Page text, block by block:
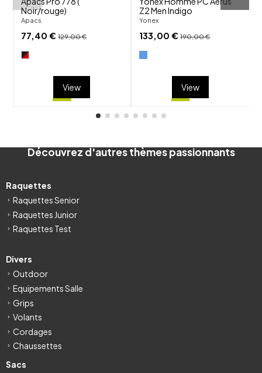
Noir/rouge)
Apacs
77,40 € 129,00 €
View
Z2 Men Indigo
Yonex
133,00 €190,00 €
View
Découvrez d'autres thèmes passionnants
Raquettes
Raquettes Senior
Raquettes Junior
Raquettes Test
Divers
Outdoor
Equipements Salle
Grips
Volants
Cordages
Chaussettes
Sacs